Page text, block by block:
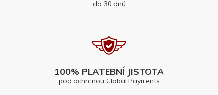
do 30 dnů
100% PLATEBNÍ JISTOTA
pod ochranou Global Payments